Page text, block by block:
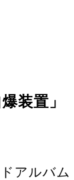
装置」
アルバ